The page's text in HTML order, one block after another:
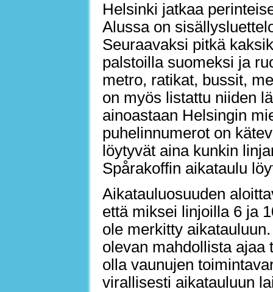
Helsinki jatkaa
Alussa on
Seuraavaksi pitkä
palstoilla suomeksi ja
metro, ratikat, bussit,
on myös listattu niiden
ainoastaan Helsingin
puhelinnumerot on
löytyvät aina kunkin
Spårakoffin aikataulu
Aikatauluosuuden
että miksei linjoilla 6 ja
ole merkitty
olevan mahdollista ajaa
olla vaunujen
virallisesti aikatauluun